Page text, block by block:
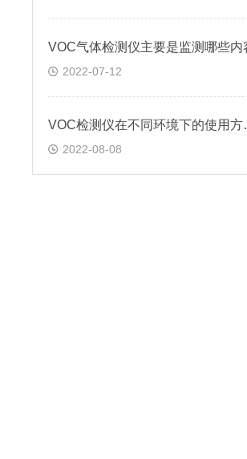
VOC气体检测仪主要是监测哪些内
2022-07-12
VOC
2022-08-08